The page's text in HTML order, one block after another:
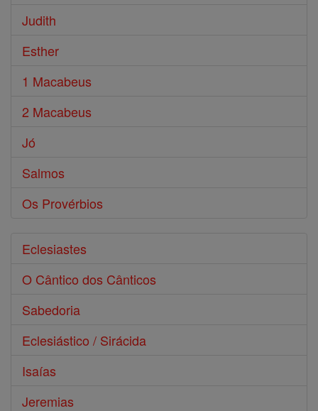
Judith
Esther
1 Macabeus
2 Macabeus
Jó
Salmos
Os Provérbios
Eclesiastes
O Cântico dos Cânticos
Sabedoria
Eclesiástico / Sirácida
Isaías
Jeremias